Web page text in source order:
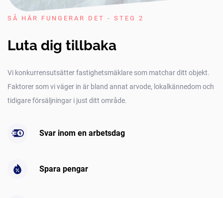
SÅ HÄR FUNGERAR DET - STEG 2
Luta dig tillbaka
Vi konkurrensutsätter fastighetsmäklare som matchar ditt objekt.
Faktorer som vi väger in är bland annat arvode, lokalkännedom och
tidigare försäljningar i just ditt område.
Svar inom en arbetsdag
Spara pengar